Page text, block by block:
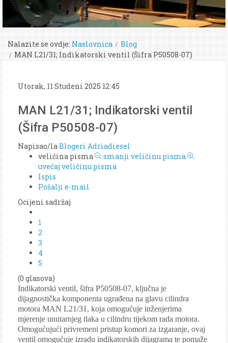
Nalazite se ovdje: Naslovnica
Blog
MAN L21/31; Indikatorski ventil (Šifra P50508-07)
Utorak, 11 Studeni 2025 12:45
MAN L21/31; Indikatorski ventil
(Šifra P50508-07)
Napisao/la Blogeri Adriadiesel
veličina pisma
smanji veličinu pisma
uvečaj veličinu pisma
Ispis
Pošalji e-mail
Ocijeni sadržaj
1
2
3
4
5
(0 glasova)
Indikatorski ventil, šifra P50508-07, ključna je
dijagnostička komponenta ugrađena na glavu cilindra
motora MAN L21/31, koja omogućuje inženjerima
mjerenje unutarnjeg tlaka u cilindru tijekom rada motora.
Omogućujući privremeni pristup komori za izgaranje, ovaj
ventil omogućuje izradu indikatorskih dijagrama te pomaže